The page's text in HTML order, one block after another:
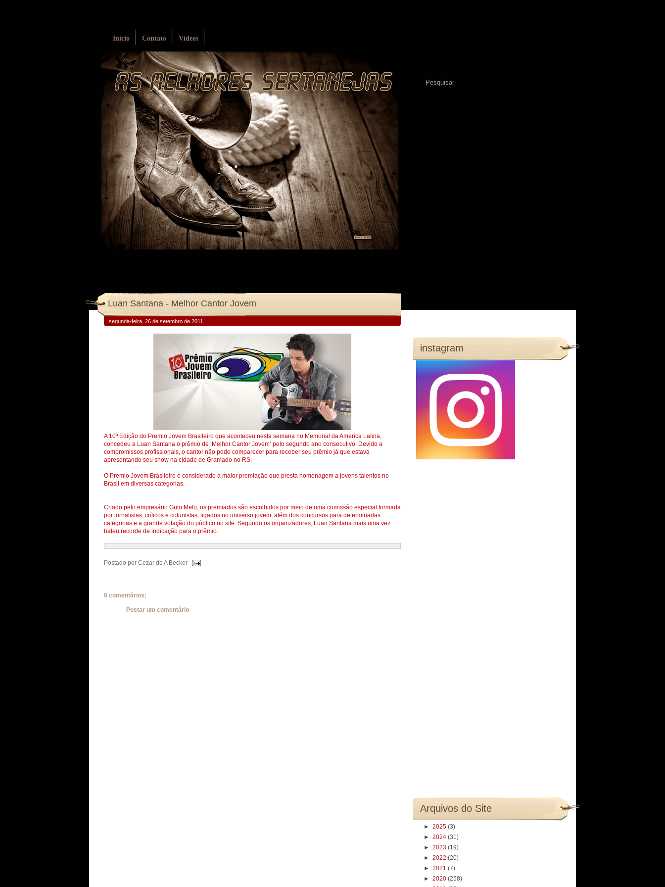
Início Contato Vídeos
Luan Santana - Melhor Cantor Jovem
segunda-feira, 26 de setembro de 2011
A 10ª Edição do Premio Jovem Brasileiro que aconteceu nesta semana no Memorial da America Latina,
concedeu a Luan Santana o prêmio de ‘Melhor Cantor Jovem’ pelo segundo ano consecutivo. Devido a
compromissos profissionais, o cantor não pode comparecer para receber seu prêmio já que estava
apresentando seu show na cidade de Gramado no RS.
O Premio Jovem Brasileiro é considerado a maior premiação que presta homenagem a jovens talentos no
Brasil em diversas categorias.
Criado pelo empresário Guto Melo, os premiados são escolhidos por meio de uma comissão especial formada
por jornalistas, críticos e colunistas, ligados no universo jovem, além dos concursos para determinadas
categorias e a grande votação do público no site. Segundo os organizadores, Luan Santana mais uma vez
bateu recorde de indicação para o prêmio.
Postado por Cezar de A Becker
0 comentários:
Postar um comentário
instagram
Arquivos do Site
► 2025 (3)
► 2024 (31)
► 2023 (19)
► 2022 (20)
► 2021 (7)
► 2020 (258)